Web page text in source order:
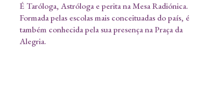
É Taróloga, Astróloga e perita na Mesa Radiónica.
Formada pelas escolas mais conceituadas do país, é
também conhecida pela sua presença na Praça da
Alegria.